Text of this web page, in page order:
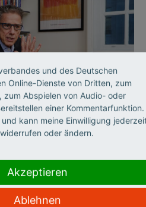
wird
©
und des Deutschen
Online-Dienste von Dritten, zum
zum Abspielen von Audio- oder
einer
kann meine Einwilligung
oder ändern.
Akzeptieren
Ablehnen